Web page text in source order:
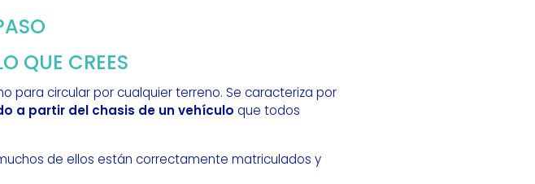
QUE CREES
para circular por cualquier terreno. Se caracteriza por
a partir del chasis de un vehículo que todos
de ellos están correctamente matriculados y